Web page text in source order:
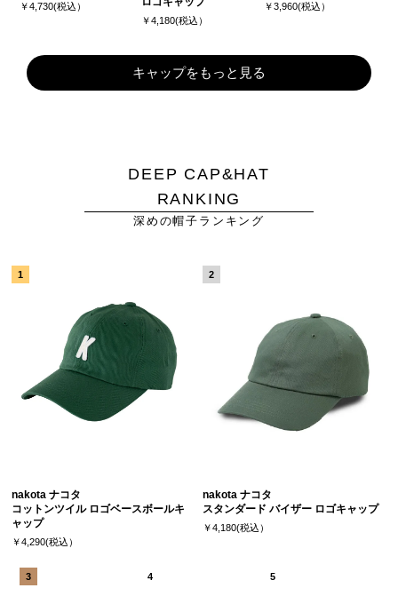
￥4,730(税込）
￥4,180(税込）
￥3,960(税込）
キャップをもっと見る
DEEP CAP&HAT
RANKING
深めの帽子ランキング
nakota ナコタ
コットンツイル ロゴベースボールキ
ャップ
￥4,290(税込）
nakota ナコタ
スタンダード バイザー ロゴキャップ
￥4,180(税込）